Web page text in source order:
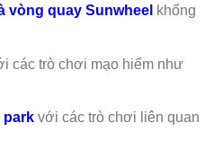
vòng quay Sunwheel khổng
các trò chơi mạo hiểm như
park với các trò chơi liên quan